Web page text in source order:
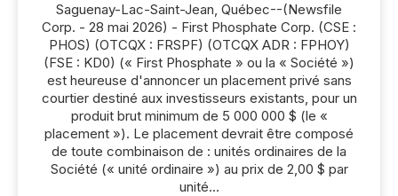
Saguenay-Lac-Saint-Jean, Québec--(Newsfile
Corp. - 28 mai 2026) - First Phosphate Corp. (CSE :
PHOS) (OTCQX : FRSPF) (OTCQX ADR : FPHOY)
(FSE : KD0) (« First Phosphate » ou la « Société »)
est heureuse d'annoncer un placement privé sans
courtier destiné aux investisseurs existants, pour un
produit brut minimum de 5 000 000 $ (le «
placement »). Le placement devrait être composé
de toute combinaison de : unités ordinaires de la
Société (« unité ordinaire ») au prix de 2,00 $ par
unité...